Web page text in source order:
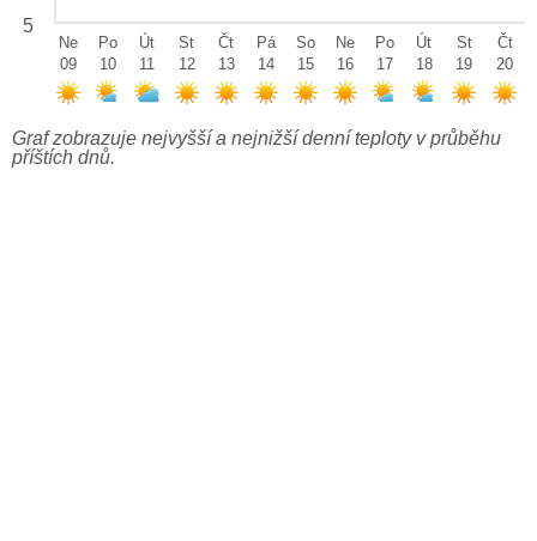
5
Ne
09
Po
10
Út
11
St
12
Čt
13
Pá
14
So
15
Ne
16
Po
17
Út
18
St
19
Čt
20
Graf zobrazuje nejvyšší a nejnižší denní teploty v průběhu
příštích dnů.